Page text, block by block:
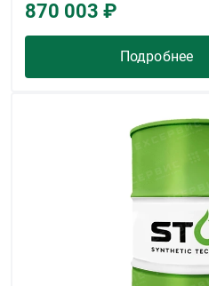
870 003 ₽
Подробнее